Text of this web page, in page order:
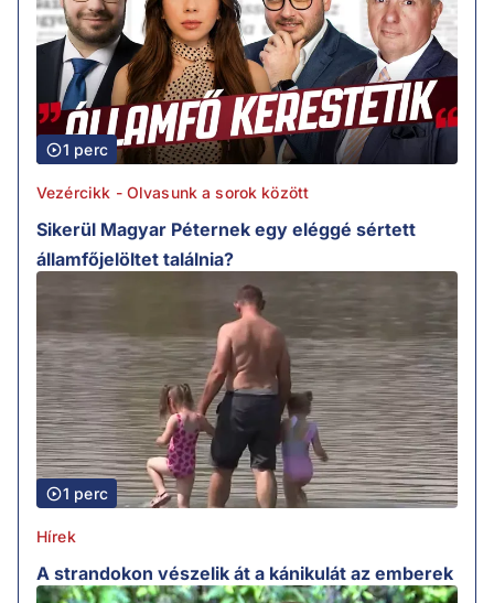
1 perc
Vezércikk - Olvasunk a sorok között
Sikerül Magyar Péternek egy eléggé sértett
államfőjelöltet találnia?
1 perc
Hírek
A strandokon vészelik át a kánikulát az emberek